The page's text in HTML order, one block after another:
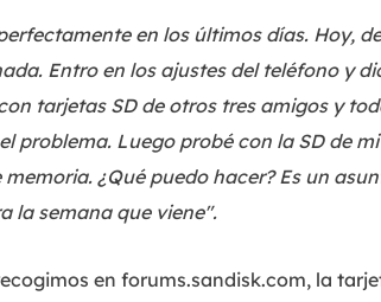
en los últimos días. Hoy,
Entro en los ajustes del teléfono y
tarjetas SD de otros tres amigos y
problema. Luego probé con la SD de
¿Qué puedo hacer? Es un
la semana que viene".
en forums.sandisk.com, la